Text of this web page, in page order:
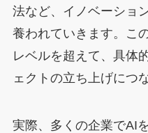
法など、イノベーショ
養われていきます。こ
レベルを超えて、具体
ェクトの立ち上げにつ
実際、多くの企業でAI